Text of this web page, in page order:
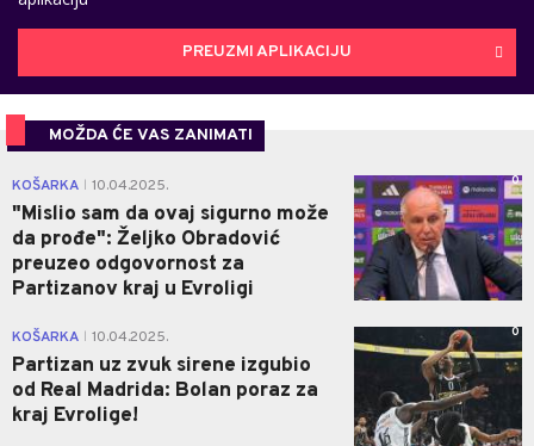
PREUZMI APLIKACIJU
MOŽDA ĆE VAS ZANIMATI
KOŠARKA 10.04.2025.
"Mislio sam da ovaj sigurno može
da prođe": Željko Obradović
preuzeo odgovornost za
Partizanov kraj u Evroligi
0
KOŠARKA 10.04.2025.
Partizan uz zvuk sirene izgubio
od Real Madrida: Bolan poraz za
kraj Evrolige!
0